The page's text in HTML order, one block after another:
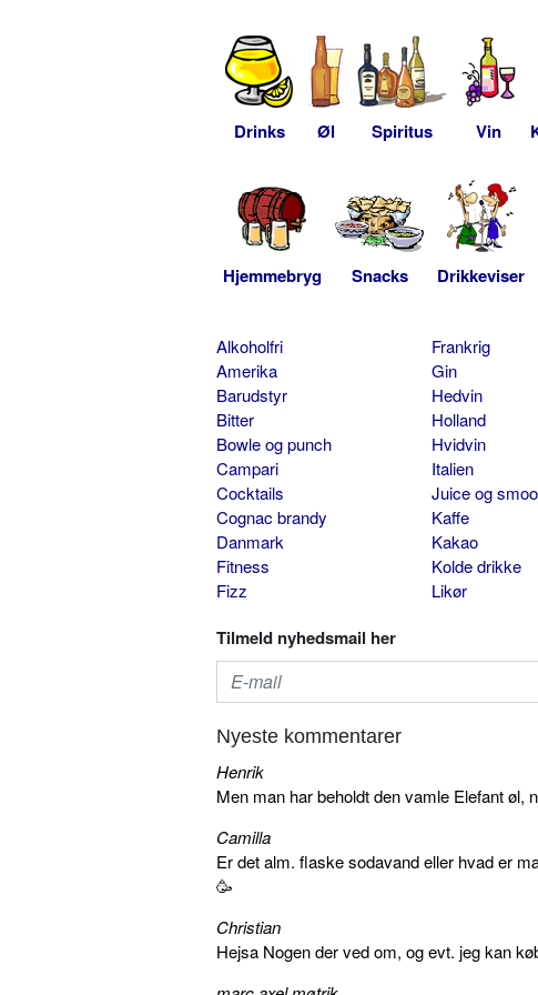
Drinks Øl Spiritus Vin
Hjemmebryg Snacks Drikkeviser
Alkoholfri
Amerika
Barudstyr
Bitter
Bowle og punch
Campari
Cocktails
Cognac brandy
Danmark
Fitness
Fizz
Frankrig
Gin
Hedvin
Holland
Hvidvin
Italien
Juice og
Kaffe
Kakao
Kolde drikke
Likør
Tilmeld nyhedsmail her
Nyeste kommentarer
Henrik
Men man har beholdt den vamle Elefant øl,
Camilla
Er det alm. flaske sodavand eller hvad er
🥳
Christian
Hejsa Nogen der ved om, og evt. jeg kan